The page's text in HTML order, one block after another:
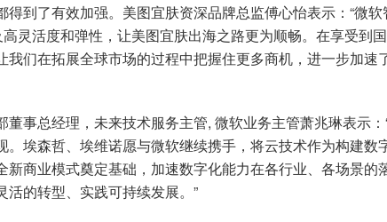
到了有效加强。美图宜肤资深品牌总监傅心怡表示：“微软
灵活度和弹性，让美图宜肤出海之路更为顺畅。在享受到
们在拓展全球市场的过程中把握住更多商机，进一步加速
事总经理，未来技术服务主管, 微软业务主管萧兆琳表示：
埃森哲、埃维诺愿与微软继续携手，将云技术作为构建数
新商业模式奠定基础，加速数字化能力在各行业、各场景的
的转型、实践可持续发展。”